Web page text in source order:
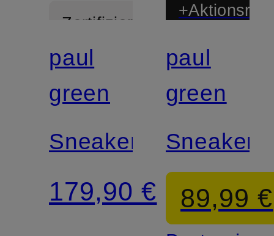
Zertifiziert
paul
green
Sneaker
179,90 €
Zertifiziert
paul
green
Sneaker
89,99 €